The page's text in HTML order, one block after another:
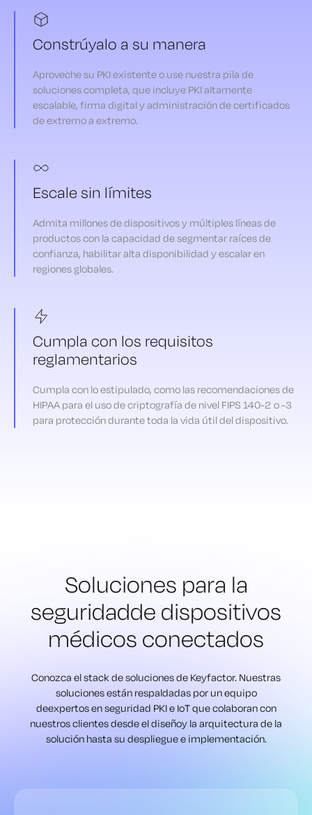
Constrúyalo a su manera
Aproveche su PKI existente o use nuestra pila de
soluciones completa, que incluye PKI altamente
escalable, firma digital y administración de certificados
de extremo a extremo.
Escale sin límites
Admita millones de dispositivos y múltiples líneas de
productos con la capacidad de segmentar raíces de
confianza, habilitar alta disponibilidad y escalar en
regiones globales.
Cumpla con los requisitos
reglamentarios
Cumpla con lo estipulado, como las recomendaciones de
HIPAA para el uso de criptografía de nivel FIPS 140-2 o -3
para protección durante toda la vida útil del dispositivo.
Soluciones para la
seguridadde dispositivos
médicos conectados
Conozca el stack de soluciones de Keyfactor. Nuestras
soluciones están respaldadas por un equipo
deexpertos en seguridad PKI e IoT que colaboran con
nuestros clientes desde el diseñoy la arquitectura de la
solución hasta su despliegue e implementación.